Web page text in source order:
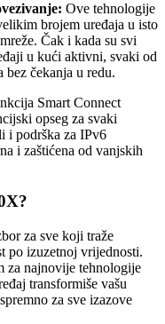
Ove tehnologije
brojem uređaja u isto
Čak i kada su svi
u kući aktivni, svaki od
čekanja u redu.
Smart Connect
opseg za svaki
i podrška za IPv6
i zaštićena od vanjskih
za sve koji traže
po izuzetnoj vrijednosti.
za najnovije tehnologije
transformiše vašu
za sve izazove